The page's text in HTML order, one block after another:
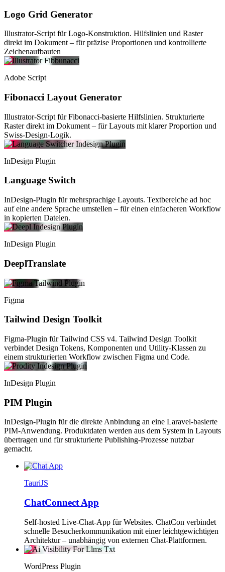
Logo Grid Generator
Illustrator-Script für Logo-Konstruktion. Hilfslinien und Raster
direkt im Dokument – für präzise Proportionen und kontrollierte
Zeichenaufbauten
Adobe Script
Fibonacci Layout Generator
Illustrator-Script für Fibonacci-basierte Hilfslinien. Strukturierte
Raster direkt im Dokument – für Layouts mit klarer Proportion und
Swiss-Design-Logik.
InDesign Plugin
Language Switch
InDesign-Plugin für mehrsprachige Layouts. Textbereiche ad hoc
auf eine andere Sprache umstellen – für einen einfacheren Workflow
in kopierten Dateien.
InDesign Plugin
DeeplTranslate
Figma
Tailwind Design Toolkit
Figma-Plugin für Tailwind CSS v4. Tailwind Design Toolkit
verbindet Design Tokens, Komponenten und Utility-Klassen zu
einem strukturierten Workflow zwischen Figma und Code.
InDesign Plugin
PIM Plugin
InDesign-Plugin für die direkte Anbindung an eine Laravel-basierte
PIM-Anwendung. Produktdaten werden aus dem System in Layouts
übertragen und für strukturierte Publishing-Prozesse nutzbar
gemacht.
TauriJS
ChatConnect App
Self-hosted Live-Chat-App für Websites. ChatCon verbindet
schnelle Besucherkommunikation mit einer leichtgewichtigen
Architektur – unabhängig von externen Chat-Plattformen.
WordPress Plugin